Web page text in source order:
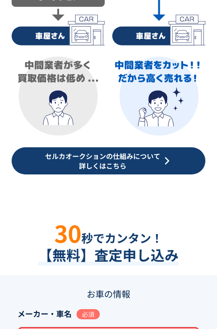
セルカオークションの仕組みについて
詳しくはこちら
30秒でカンタン！
【無料】査定申し込み
お車の情報
メーカー・車名 必須